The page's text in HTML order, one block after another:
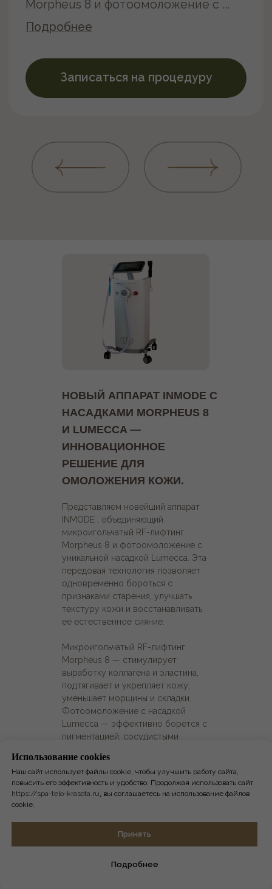
Использование сookies
Наш сайт использует файлы cookie, чтобы улучшить работу сайта,
повысить его эффективность и удобство. Продолжая использовать сайт
https://spa-telo-krasota.ru, вы соглашаетесь на использование файлов
cookie.
Принять
Подробнее
НОВЫЙ АППАРАТ INMODE С
НАСАДКАМИ MORPHEUS 8
И LUMECCA —
ИННОВАЦИОННОЕ
РЕШЕНИЕ ДЛЯ
ОМОЛОЖЕНИЯ КОЖИ.
Представляем новейший аппарат
INMODE , объединяющий
микроигольчатый RF-лифтинг
Morpheus 8 и фотоомоложение с
уникальной насадкой Lumecca. Эта
передовая технология позволяет
одновременно бороться с
признаками старения, улучшать
текстуру кожи и восстанавливать
её естественное сияние.
Микроигольчатый RF-лифтинг
Morpheus 8 — стимулирует
выработку коллагена и эластина,
подтягивает и укрепляет кожу,
уменьшает морщины и складки.
Фотоомоложение с насадкой
Lumecca — эффективно борется с
пигментацией, сосудистыми
неровностями цвета кожи, делая её
более яркой и равномерной.
Преимущества нового аппарата:
Комплексное омоложение лица и
Быстрый и заметный результат
запись